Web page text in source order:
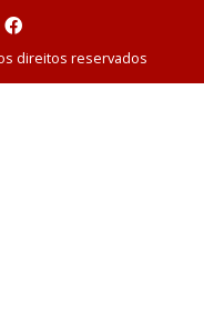
direitos reservados